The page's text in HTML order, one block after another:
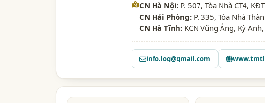
CN Hà Nội: P. 507, Tòa Nhà CT4,
CN Hải Phòng: P. 335, Tòa Nhà
CN Hà Tĩnh: KCN Vũng Áng, Kỳ
info.log@gmail.com